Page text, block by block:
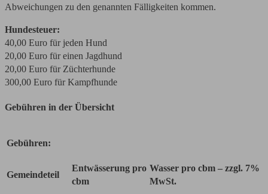
Abweichungen zu den genannten Fälligkeiten kommen.
Hundesteuer:
40,00 Euro für jeden Hund
20,00 Euro für einen Jagdhund
20,00 Euro für Züchterhunde
300,00 Euro für Kampfhunde
Gebühren in der Übersicht
Gebühren:
Gemeindeteil
Entwässerung pro
cbm
Wasser pro cbm – zzgl. 7%
MwSt.